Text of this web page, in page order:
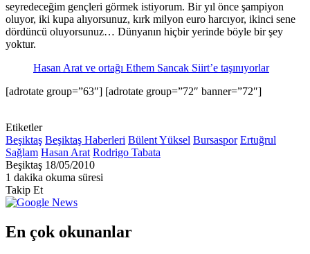
seyredeceğim gençleri görmek istiyorum. Bir yıl önce şampiyon
oluyor, iki kupa alıyorsunuz, kırk milyon euro harcıyor, ikinci sene
dördüncü oluyorsunuz… Dünyanın hiçbir yerinde böyle bir şey
yoktur.
Hasan Arat ve ortağı Ethem Sancak Siirt’e taşınıyorlar
[adrotate group=”63″] [adrotate group=”72″ banner=”72″]
Etiketler
Beşiktaş Beşiktaş Haberleri Bülent Yüksel Bursaspor Ertuğrul
Sağlam Hasan Arat Rodrigo Tabata
Beşiktaş Bir
e-
göndermek
18/05/2010
1 dakika okuma süresi
Takip Et
En çok okunanlar